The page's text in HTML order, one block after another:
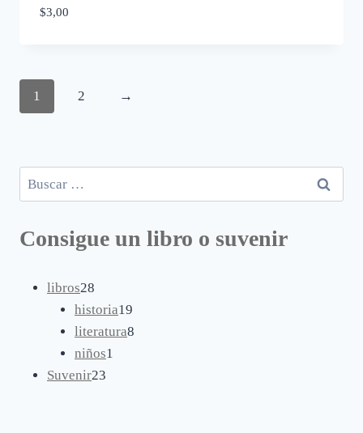
$3,00
1 2 →
Buscar:
Consigue un libro o suvenir
libros28
productos
historia19
productos
literatura8
niños1
Suvenir23